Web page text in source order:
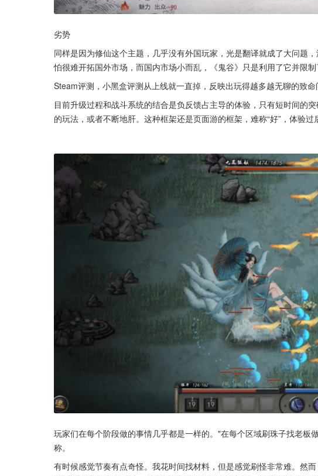
劣势
同样是因为修仙这个主题，几乎没有外国玩家，光是翻译就成了大问题
怕很难开拓国外市场，而国内市场小而乱，《鬼谷》只是利用了它并限
Steam评测，小黑盒评测从上线就一直掉，反映出玩得越多越无聊的致命
目前升级过程和战斗系统的结合是负反馈占主导的体验，只有短时间的
的玩法，或者不断地肝。这种框架还是页面游的框架，难称“好”，体验过
玩家们在每个阶段做的事情几乎都是一样的。"在每个区域刷珠子找老板
称。
有时候感觉节奏有点奇怪。我花时间找材料，但是感觉刷怪非常难。然